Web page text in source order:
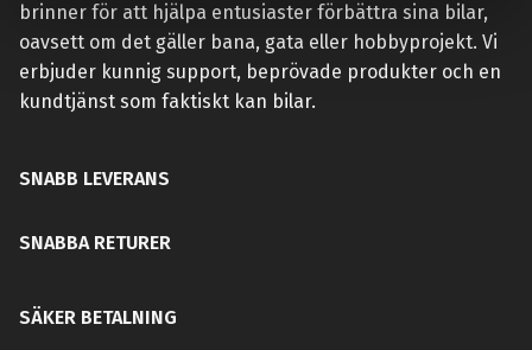
brinner för att hjälpa entusiaster förbättra sina bilar,
oavsett om det gäller bana, gata eller hobbyprojekt. Vi
erbjuder kunnig support, beprövade produkter och en
kundtjänst som faktiskt kan bilar.
SNABB LEVERANS
SNABBA RETURER
SÄKER BETALNING